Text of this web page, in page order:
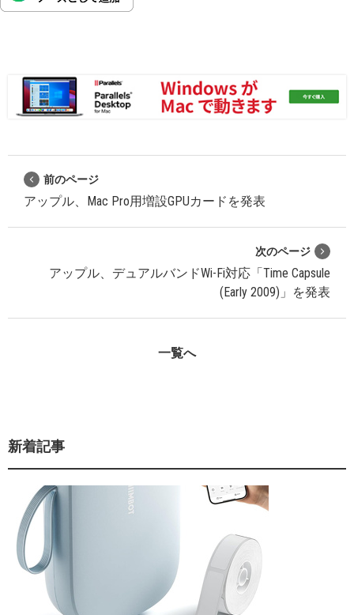
前のページ
アップル、Mac Pro用増設GPUカードを発表
次のページ
アップル、デュアルバンドWi-Fi対応「Time Capsule
(Early 2009)」を発表
一覧へ
新着記事